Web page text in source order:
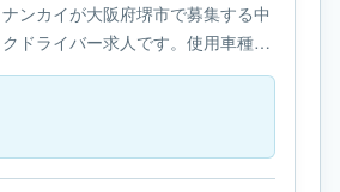
ンカイが大阪府堺市で募集する中
ドライバー求人です。使用車種は
勤務時間は- 変形労働時間制で
型自動車免許です。